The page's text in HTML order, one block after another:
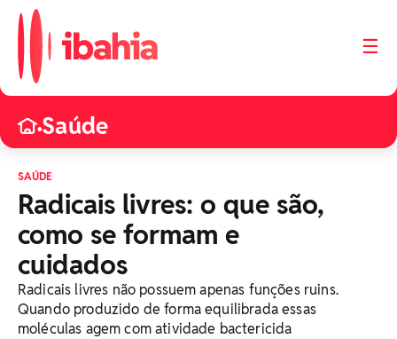
☰
•Saúde
SAÚDE
Radicais livres: o que são,
como se formam e
cuidados
Radicais livres não possuem apenas funções ruins.
Quando produzido de forma equilibrada essas
moléculas agem com atividade bactericida